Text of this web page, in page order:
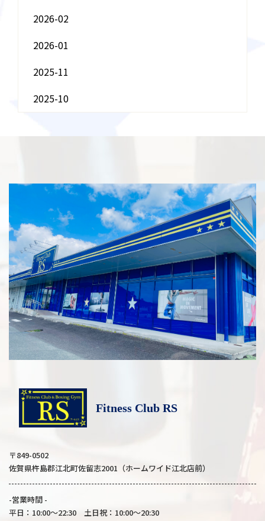
2026-02
2026-01
2025-11
2025-10
Fitness Club RS
〒849-0502
佐賀県杵島郡江北町佐留志2001（ホームワイド江北店前）
-営業時間 -
平日：10:00～22:30 土日祝：10:00～20:30